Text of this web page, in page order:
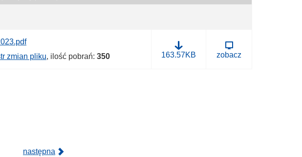
zmian pliku, ilość pobrań: 350 163.57KB zobacz
następna